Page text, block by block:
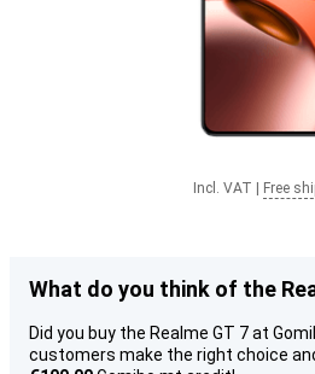
Incl. VAT Free
What do you think of the
Did you buy the Realme GT 7 at
customers make the right choice